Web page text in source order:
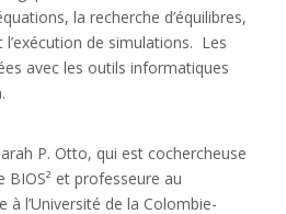
la recherche d’équilibres,
l’exécution de simulations. Les
avec les outils informatiques
P. Otto, qui est cochercheuse
et professeure au
l’Université de la Colombie-